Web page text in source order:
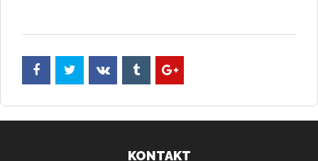
KONTAKT